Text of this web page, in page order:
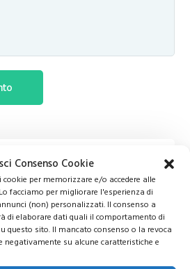
Consenso Cookie
per memorizzare e/o accedere alle
facciamo per migliorare l'esperienza di
(non) personalizzati. Il consenso a
di elaborare dati quali il comportamento di
questo sito. Il mancato consenso o la revoca
su alcune caratteristiche e